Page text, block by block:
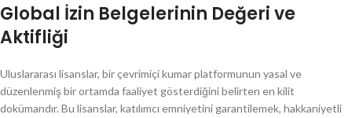
Global İzin Belgelerinin Değeri ve
Aktifliği
Uluslararası lisanslar, bir çevrimiçi kumar platformunun yasal ve
düzenlenmiş bir ortamda faaliyet gösterdiğini belirten en kilit
dokümandır. Bu lisanslar, katılımcı emniyetini garantilemek, hakkaniyetli